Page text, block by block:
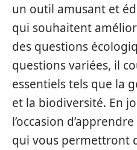
un outil amusant et
qui souhaitent
des questions
questions variées, il
essentiels tels que la
et la biodiversité. En
l’occasion
qui vous permettront